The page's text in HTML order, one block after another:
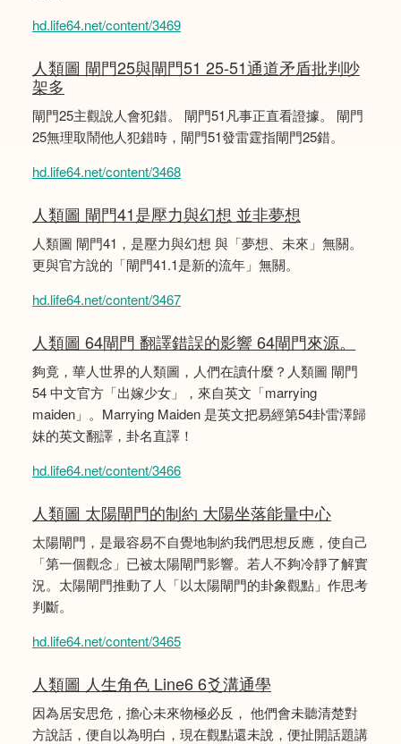
hd.life64.net/content/3469
人類圖 閘門25與閘門51 25-51通道矛盾批判吵
架多
閘門25主觀說人會犯錯。 閘門51凡事正直看證據。 閘門
25無理取鬧他人犯錯時，閘門51發雷霆指閘門25錯。
hd.life64.net/content/3468
人類圖 閘門41是壓力與幻想 並非夢想
人類圖 閘門41，是壓力與幻想 與「夢想、未來」無關。
更與官方說的「閘門41.1是新的流年」無關。
hd.life64.net/content/3467
人類圖 64閘門 翻譯錯誤的影響 64閘門來源。
夠竟，華人世界的人類圖，人們在讀什麼？人類圖 閘門
54 中文官方「出嫁少女」，來自英文「marrying
maiden」。Marrying Maiden 是英文把易經第54卦雷澤歸
妹的英文翻譯，卦名直譯！
hd.life64.net/content/3466
人類圖 太陽閘門的制約 大陽坐落能量中心
太陽閘門，是最容易不自覺地制約我們思想反應，使自己
「第一個觀念」已被太陽閘門影響。若人不夠冷靜了解實
況。太陽閘門推動了人「以太陽閘門的卦象觀點」作思考
判斷。
hd.life64.net/content/3465
人類圖 人生角色 Line6 6爻溝通學
因為居安思危，擔心未來物極必反， 他們會未聽清楚對
方說話，便自以為明白，現在觀點還未說，便扯開話題講